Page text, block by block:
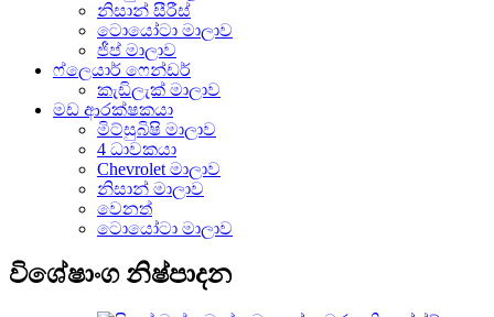
නිසාන් සීරීස්
ටොයෝටා මාලාව
ජීප් මාලාව
ෆ්ලෙයාර් ෆෙන්ඩර්
කැඩිලැක් මාලාව
මඩ ආරක්ෂකයා
මිට්සුබිෂි මාලාව
4 ධාවකයා
Chevrolet මාලාව
නිසාන් මාලාව
වෙනත්
ටොයෝටා මාලාව
විශේෂාංග නිෂ්පාදන